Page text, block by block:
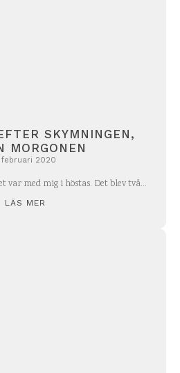
SKYMNINGEN,
MORGONEN
februari 2020
var med mig i höstas. Det blev två...
LÄS MER